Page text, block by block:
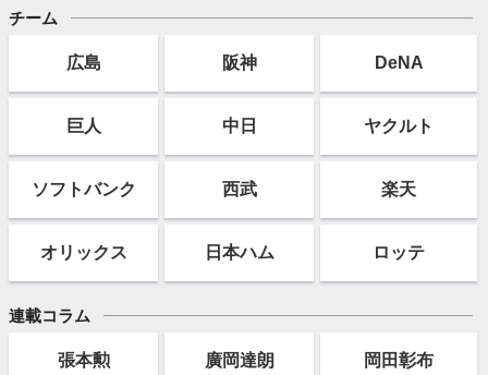
チーム
広島 阪神 DeNA
巨人 中日 ヤクルト
ソフトバンク 西武 楽天
オリックス 日本ハム ロッテ
連載コラム
張本勲 廣岡達朗 岡田彰布